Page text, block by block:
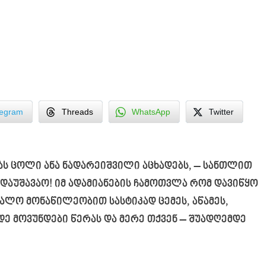
Threads WhatsApp Twitter
ცოლი ანა ნადარეიშვილი აცხადებს, – სანთლით
იმ ადამიანების ჩამოთვლა რომ
მონაწილეობით სასტიკად ცემეს, აწამეს,
მოვუნდები წერას და მერე თქვენ – შუადღემდე